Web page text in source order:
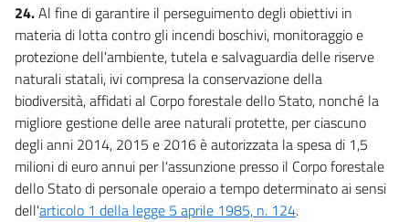
24.Al fine di garantire il perseguimento degli obiettivi in
materia di lotta contro gli incendi boschivi, monitoraggio e
protezione dell'ambiente, tutela e salvaguardia delle riserve
naturali statali, ivi compresa la conservazione della
biodiversità, affidati al Corpo forestale dello Stato, nonché la
migliore gestione delle aree naturali protette, per ciascuno
degli anni 2014, 2015 e 2016 è autorizzata la spesa di 1,5
milioni di euro annui per l'assunzione presso il Corpo forestale
dello Stato di personale operaio a tempo determinato ai sensi
dell'articolo 1 della legge 5 aprile 1985, n. 124.